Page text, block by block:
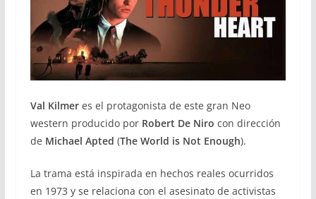
Val Kilmeres el protagonista de este gran Neo
western producido por Robert De Niro con dirección
de Michael Apted (The World is Not Enough).
La trama está inspirada en hechos reales ocurridos
en 1973 y se relaciona con el asesinato de activistas